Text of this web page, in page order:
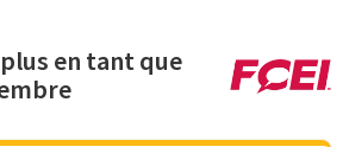
en tant que